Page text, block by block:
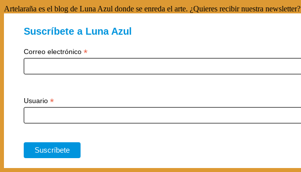
Artelaraña es el blog de Luna Azul donde se enreda el arte. ¿Quieres recibir nuestra newsletter?
Suscríbete a Luna Azul
Correo electrónico *
Usuario *